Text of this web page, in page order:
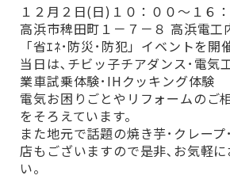
１２月２日(日)１０：００～１６
高浜市稗田町１－７－８ 高浜電工
「省ｴﾈ･防災･防犯」イベントを開
当日は､チビッ子チアダンス･電気
業車試乗体験･IHクッキング体験
電気お困りごとやリフォームのご
をそろえています。
また地元で話題の焼き芋･クレー
店もございますので是非､お気軽
い。